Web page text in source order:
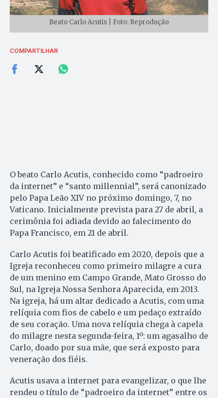
Beato Carlo Acutis | Foto: Reprodução
COMPARTILHAR
O beato Carlo Acutis, conhecido como “padroeiro
da internet” e “santo millennial”, será canonizado
pelo Papa Leão XIV no próximo domingo, 7, no
Vaticano. Inicialmente prevista para 27 de abril, a
cerimônia foi adiada devido ao falecimento do
Papa Francisco, em 21 de abril.
Carlo Acutis foi beatificado em 2020, depois que a
Igreja reconheceu como primeiro milagre a cura
de um menino em Campo Grande, Mato Grosso do
Sul, na Igreja Nossa Senhora Aparecida, em 2013.
Na igreja, há um altar dedicado a Acutis, com uma
relíquia com fios de cabelo e um pedaço extraído
de seu coração. Uma nova relíquia chega à capela
do milagre nesta segunda-feira, 1º: um agasalho de
Carlo, doado por sua mãe, que será exposto para
veneração dos fiéis.
Acutis usava a internet para evangelizar, o que lhe
rendeu o título de “padroeiro da internet” entre os